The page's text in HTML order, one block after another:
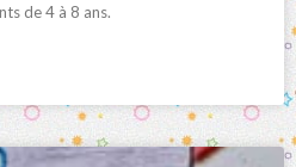
de 4 à 8 ans.